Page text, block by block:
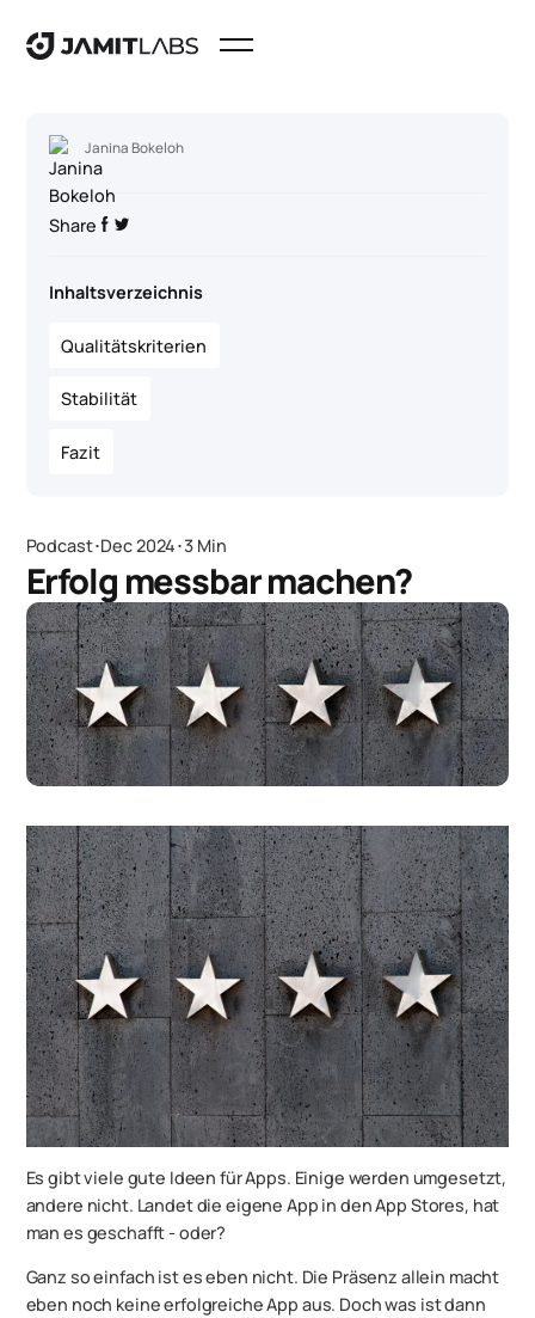
Podcast･Dec 2024･3 Min
Erfolg messbar machen?
Es gibt viele gute Ideen für Apps. Einige werden umgesetzt,
andere nicht. Landet die eigene App in den App Stores, hat
man es geschafft - oder?
Ganz so einfach ist es eben nicht. Die Präsenz allein macht
eben noch keine erfolgreiche App aus. Doch was ist dann
Janina Bokeloh
Share
Inhaltsverzeichnis
Qualitätskriterien
Stabilität
Fazit